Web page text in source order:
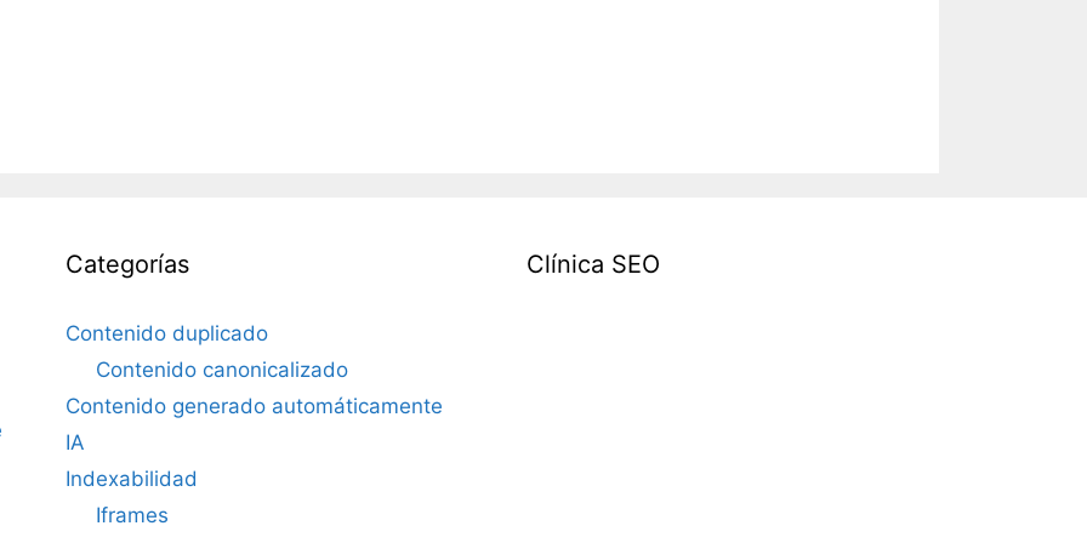
Categorías
Contenido duplicado
Contenido canonicalizado
Contenido generado automáticamente
IA
Indexabilidad
Iframes
Clínica SEO